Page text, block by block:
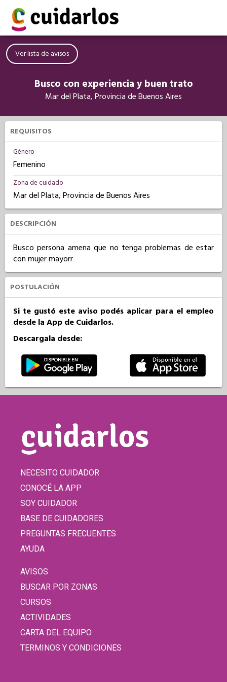
Ver lista de avisos
Busco con experiencia y buen trato
Mar del Plata, Provincia de Buenos Aires
REQUISITOS
Género
Femenino
Zona de cuidado
Mar del Plata, Provincia de Buenos Aires
DESCRIPCIÓN
Busco persona amena que no tenga problemas de estar
con mujer mayorr
POSTULACIÓN
Si te gustó este aviso podés aplicar para el empleo
desde la App de Cuidarlos.
Descargala desde:
NECESITO CUIDADOR
CONOCÉ LA APP
SOY CUIDADOR
BASE DE CUIDADORES
PREGUNTAS FRECUENTES
AYUDA
AVISOS
BUSCAR POR ZONAS
CURSOS
ACTIVIDADES
CARTA DEL EQUIPO
TERMINOS Y CONDICIONES